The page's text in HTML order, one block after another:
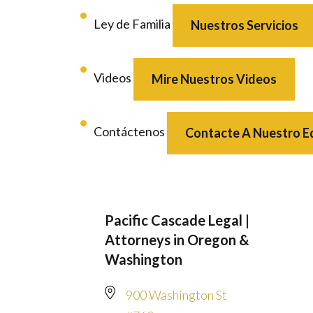
Ley de Familia Nuestros Servicios
Videos Mire Nuestros Videos
Contáctenos Contacte A Nuestro
Pacific Cascade Legal |
Attorneys in Oregon &
Washington
900 Washington St